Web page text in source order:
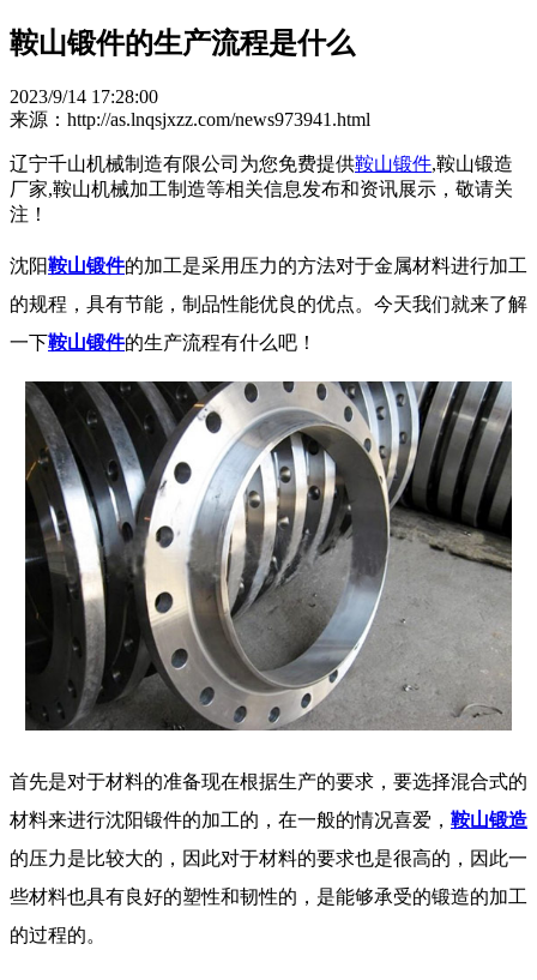
鞍山锻件的生产流程是什么
2023/9/14 17:28:00
来源：http://as.lnqsjxzz.com/news973941.html
辽宁千山机械制造有限公司为您免费提供鞍山锻件,鞍山锻造
厂家,鞍山机械加工制造等相关信息发布和资讯展示，敬请关
注！
沈阳鞍山锻件的加工是采用压力的方法对于金属材料进行加工
的规程，具有节能，制品性能优良的优点。今天我们就来了解
一下鞍山锻件的生产流程有什么吧！
首先是对于材料的准备现在根据生产的要求，要选择混合式的
材料来进行沈阳锻件的加工的，在一般的情况喜爱， 鞍山锻造
的压力是比较大的，因此对于材料的要求也是很高的，因此一
些材料也具有良好的塑性和韧性的，是能够承受的锻造的加工
的过程的。